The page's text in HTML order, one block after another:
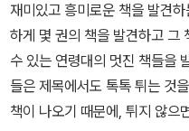
든 것이 되었나? 어릴 적 독서
'이제 린드그렌이 아이들에게
한탄을 하기도 한다. 사랑이 움
다. 엉엉... 그래도 포기하기엔
거다. 어떤 책이 그 중 아
상미 옮김 엇, 얼마전에 킨포크 테이블 1권 나왔던 것 같은데,
얼마 되지 않아서 2권이 나왔
크 코펜하겐을 여행하면서 지
드, 캐나다 시골 등을 방문합니
좋아서 사고 싶었는데, 아직 미
들 어릴 때 <말괄량이 삐삐>가
겨봤었다.그후 아이들이 글을
봐서 아주 많이 해진 책이 됐
웠지만....^^아스트리드 린드그
더를 보면서 바로 유은실 작가
재미있고 흥미로운 책을 발견
하게 몇 권의 책을 발견하고 그
수 있는 연령대의 멋진 책들을
들은 제목에서도 톡톡 튀는 것
책이 나오기 때문에, 튀지 않으